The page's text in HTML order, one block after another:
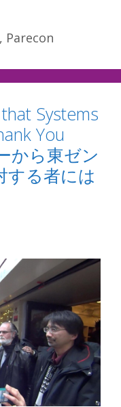
, Parecon
Systems
You
から東ゼン
する者には